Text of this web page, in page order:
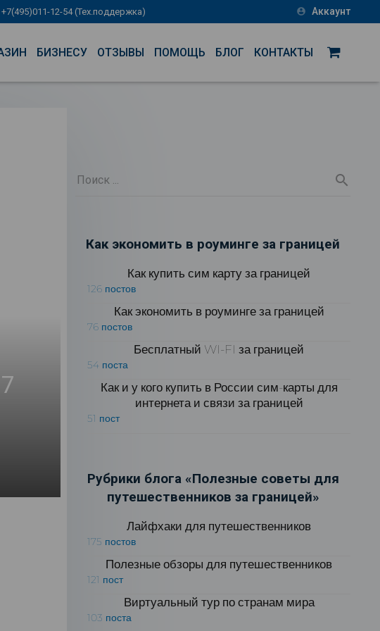
+7(495)011-12-54 (Тех.поддержка) account_circle Аккаунт
БИЗНЕСУ ОТЗЫВЫ ПОМОЩЬ БЛОГ КОНТАКТЫ
Как экономить в роуминге за границей
Как купить сим карту за границей
126 постов
Как экономить в роуминге за границей
76 постов
Бесплатный WI-FI за границей
54 поста
Как и у кого купить в России сим-карты для
интернета и связи за границей
51 пост
Рубрики блога «Полезные советы для
путешественников за границей»
Лайфхаки для путешественников
175 постов
Полезные обзоры для путешественников
121 пост
Виртуальный тур по странам мира
103 поста